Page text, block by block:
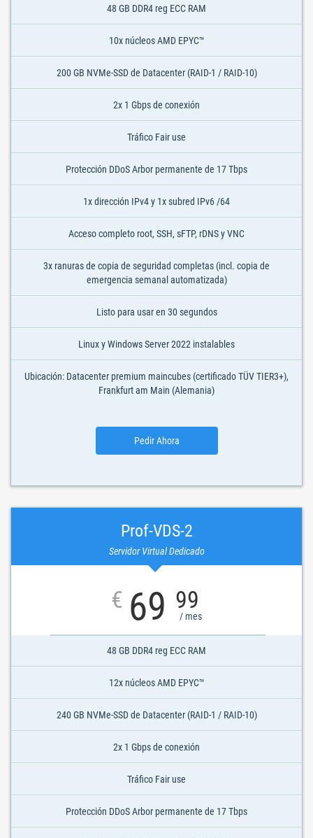
48 GB DDR4 reg ECC RAM
10x núcleos AMD EPYC™
200 GB NVMe-SSD de Datacenter (RAID-1 / RAID-10)
2x 1 Gbps de conexión
Tráfico Fair use
Protección DDoS Arbor permanente de 17 Tbps
1x dirección IPv4 y 1x subred IPv6 /64
Acceso completo root, SSH, sFTP, rDNS y VNC
3x ranuras de copia de seguridad completas (incl. copia de
emergencia semanal automatizada)
Listo para usar en 30 segundos
Linux y Windows Server 2022 instalables
Ubicación: Datacenter premium maincubes (certificado TÜV TIER3+),
Frankfurt am Main (Alemania)
Pedir Ahora
Prof-VDS-2
Servidor Virtual Dedicado
€ 69 99
/ mes
48 GB DDR4 reg ECC RAM
12x núcleos AMD EPYC™
240 GB NVMe-SSD de Datacenter (RAID-1 / RAID-10)
2x 1 Gbps de conexión
Tráfico Fair use
Protección DDoS Arbor permanente de 17 Tbps